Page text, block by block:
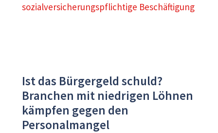
sozialversicherungspflichtige Beschäftigung
Ist das Bürgergeld schuld?
Branchen mit niedrigen Löhnen
kämpfen gegen den
Personalmangel